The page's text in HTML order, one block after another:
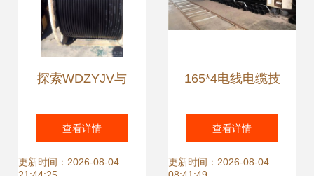
探索WDZYJV与
WDZNYJY低压无
卤电力电缆 从材料
查看详情
更新时间：2026-08-04
165*4电线电缆技
术开发 创新驱动与
性能突破
查看详情
更新时间：2026-08-04